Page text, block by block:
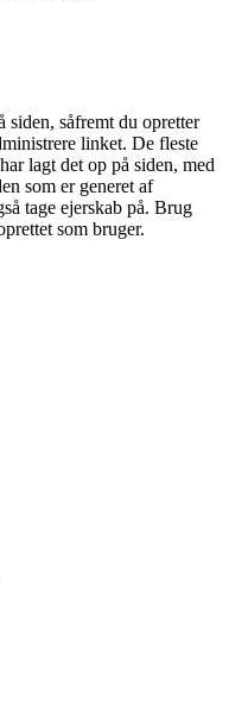
såfremt du opretter
linket. De fleste
lagt det op på siden, med
som er generet af
tage ejerskab på. Brug
som bruger.